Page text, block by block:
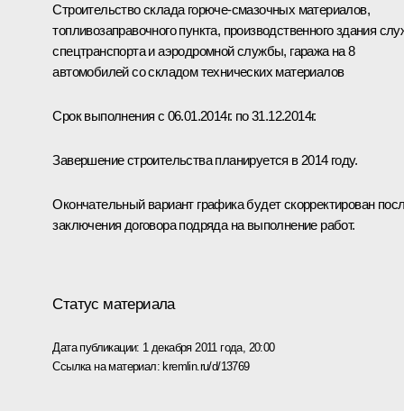
Строительство склада горюче-смазочных материалов,
топливозаправочного пункта, производственного здания
спецтранспорта и аэродромной службы, гаража на 8
автомобилей со складом технических материалов
Срок выполнения с 06.01.2014г. по 31.12.2014г.
Завершение строительства планируется в 2014 году.
Окончательный вариант графика будет скорректирован
заключения договора подряда на выполнение работ.
Статус материала
Дата публикации: 1 декабря 2011 года, 20:00
Ссылка на материал:kremlin.ru/d/13769